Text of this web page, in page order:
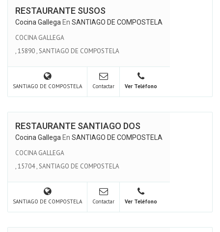
RESTAURANTE SUSOS
Cocina Gallega En SANTIAGO DE COMPOSTELA
COCINA GALLEGA
,15890,SANTIAGO DE COMPOSTELA
SANTIAGO DE COMPOSTELA Contactar Ver Teléfono
RESTAURANTE SANTIAGO DOS
Cocina Gallega En SANTIAGO DE COMPOSTELA
COCINA GALLEGA
,15704,SANTIAGO DE COMPOSTELA
SANTIAGO DE COMPOSTELA Contactar Ver Teléfono